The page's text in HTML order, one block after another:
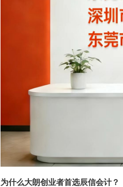
为什么大朗创业者首选辰信会计？